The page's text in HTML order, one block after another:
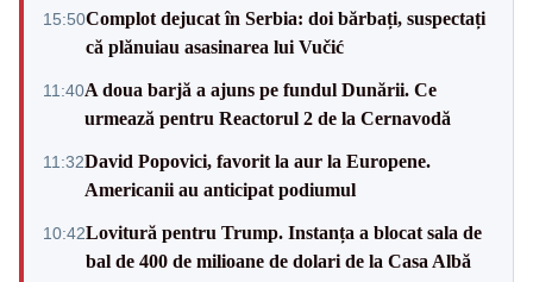
15:50Complot dejucat în Serbia: doi bărbați, suspectați
că plănuiau asasinarea lui Vučić
11:40A doua barjă a ajuns pe fundul Dunării. Ce
urmează pentru Reactorul 2 de la Cernavodă
11:32David Popovici, favorit la aur la Europene.
Americanii au anticipat podiumul
10:42Lovitură pentru Trump. Instanța a blocat sala de
bal de 400 de milioane de dolari de la Casa Albă